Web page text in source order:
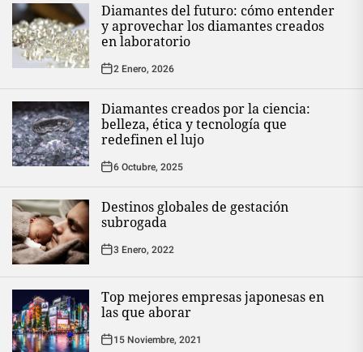
Diamantes del futuro: cómo entender
y aprovechar los diamantes creados
en laboratorio
2 Enero, 2026
Diamantes creados por la ciencia:
belleza, ética y tecnología que
redefinen el lujo
6 Octubre, 2025
Destinos globales de gestación
subrogada
3 Enero, 2022
Top mejores empresas japonesas en
las que aborar
15 Noviembre, 2021